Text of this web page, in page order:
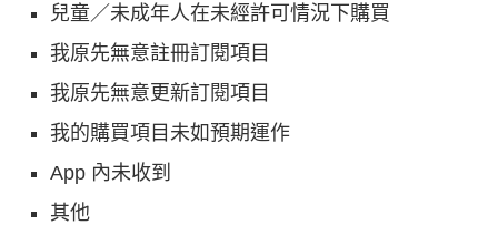
兒童／未成年人在未經許可情況下購買
我原先無意註冊訂閱項目
我原先無意更新訂閱項目
我的購買項目未如預期運作
App 內未收到
其他